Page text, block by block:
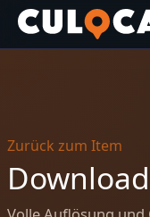
Zurück zum Item
Download